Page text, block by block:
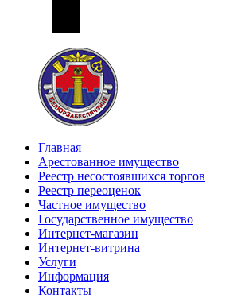
Главная
Арестованное имущество
Реестр несостоявшихся торгов
Реестр переоценок
Частное имущество
Государственное имущество
Интернет-магазин
Интернет-витрина
Услуги
Информация
Контакты